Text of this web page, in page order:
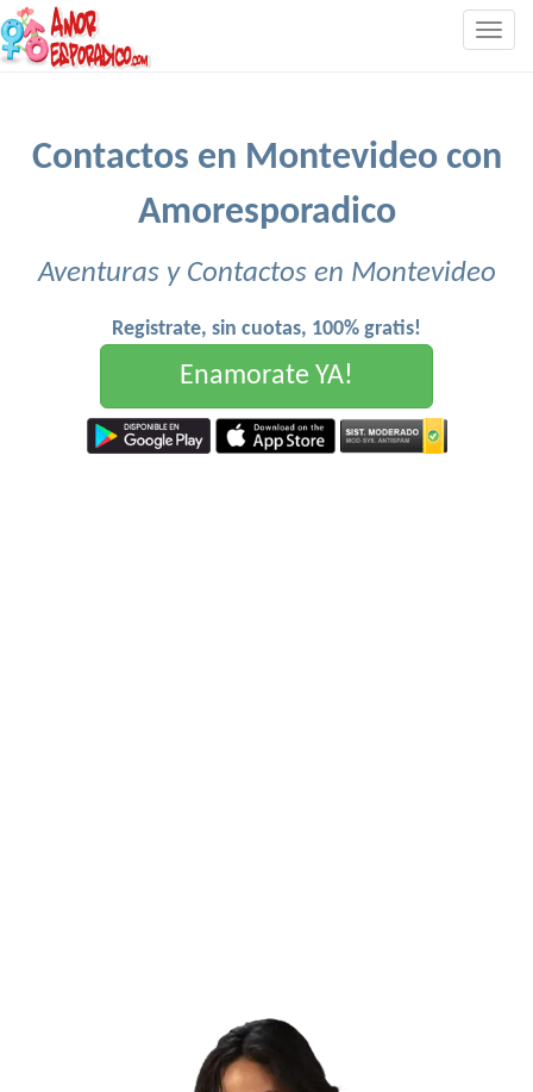
Contactos en Montevideo con
Amoresporadico
Aventuras y Contactos en Montevideo
Registrate, sin cuotas, 100% gratis!
Enamorate YA!